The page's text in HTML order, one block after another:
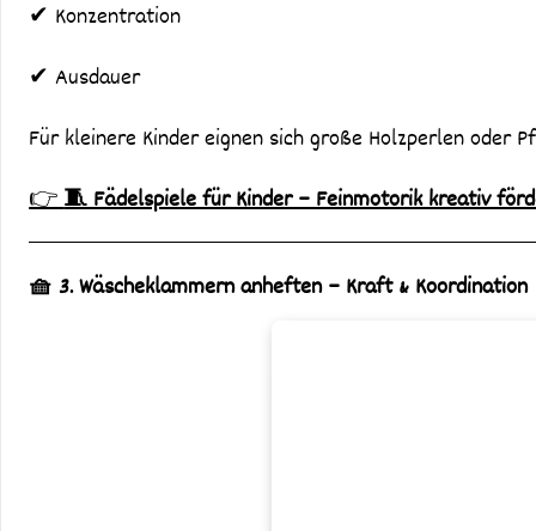
✔ Konzentration
✔ Ausdauer
Für kleinere Kinder eignen sich große Holzperlen oder
👉🧵 Fädelspiele für Kinder – Feinmotorik kreativ
🧺 3. Wäscheklammern anheften – Kraft & Koordination